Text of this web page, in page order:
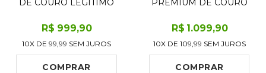
DE COURO LEGÍTIMO
CANO CURTO, BICO FINO
ARREDONDADO -
SOLADO C-FLEX
ARTESANAL
R$ 999,90
10X DE 99,99 SEM JUROS
COMPRAR
PREMIUM DE COURO
BUFALADA PRETA -
CANO ALTO, BICO FINO
ARREDONDADO -
SOLADO DE COURO
ARTESANAL
R$ 1.099,90
10X DE 109,99 SEM JUROS
COMPRAR